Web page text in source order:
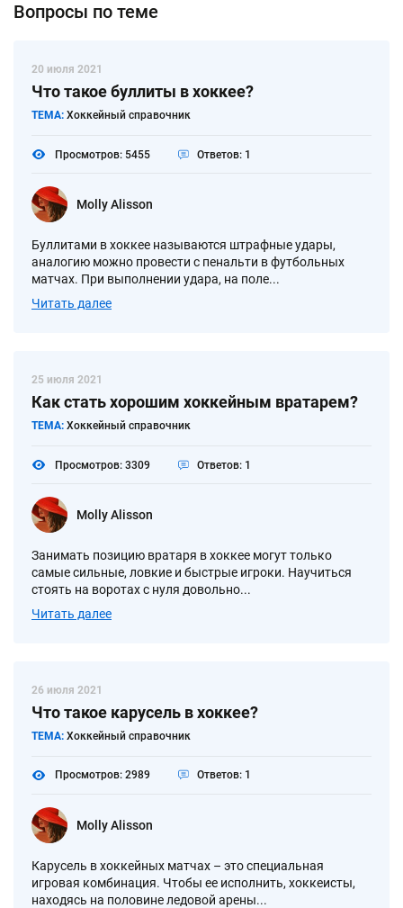
Вопросы по теме
20 июля 2021
Что такое буллиты в хоккее?
ТЕМА: Хоккейный справочник
Просмотров: 5455 Ответов: 1
Molly Alisson
Буллитами в хоккее называются штрафные удары,
аналогию можно провести с пенальти в футбольных
матчах. При выполнении удара, на поле...
Читать далее
25 июля 2021
Как стать хорошим хоккейным вратарем?
ТЕМА: Хоккейный справочник
Просмотров: 3309 Ответов: 1
Molly Alisson
Занимать позицию вратаря в хоккее могут только
самые сильные, ловкие и быстрые игроки. Научиться
стоять на воротах с нуля довольно...
Читать далее
26 июля 2021
Что такое карусель в хоккее?
ТЕМА: Хоккейный справочник
Просмотров: 2989 Ответов: 1
Molly Alisson
Карусель в хоккейных матчах – это специальная
игровая комбинация. Чтобы ее исполнить, хоккеисты,
находясь на половине ледовой арены...